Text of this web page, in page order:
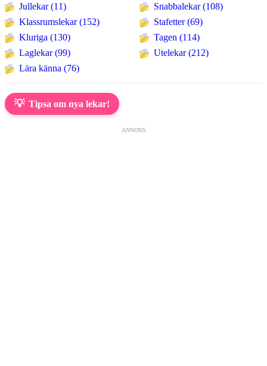
Jullekar (11)
Klassrumslekar (152)
Kluriga (130)
Laglekar (99)
Lära känna (76)
Snabbalekar (108)
Stafetter (69)
Tagen (114)
Utelekar (212)
💡 Tipsa om nya lekar!
ANNONS